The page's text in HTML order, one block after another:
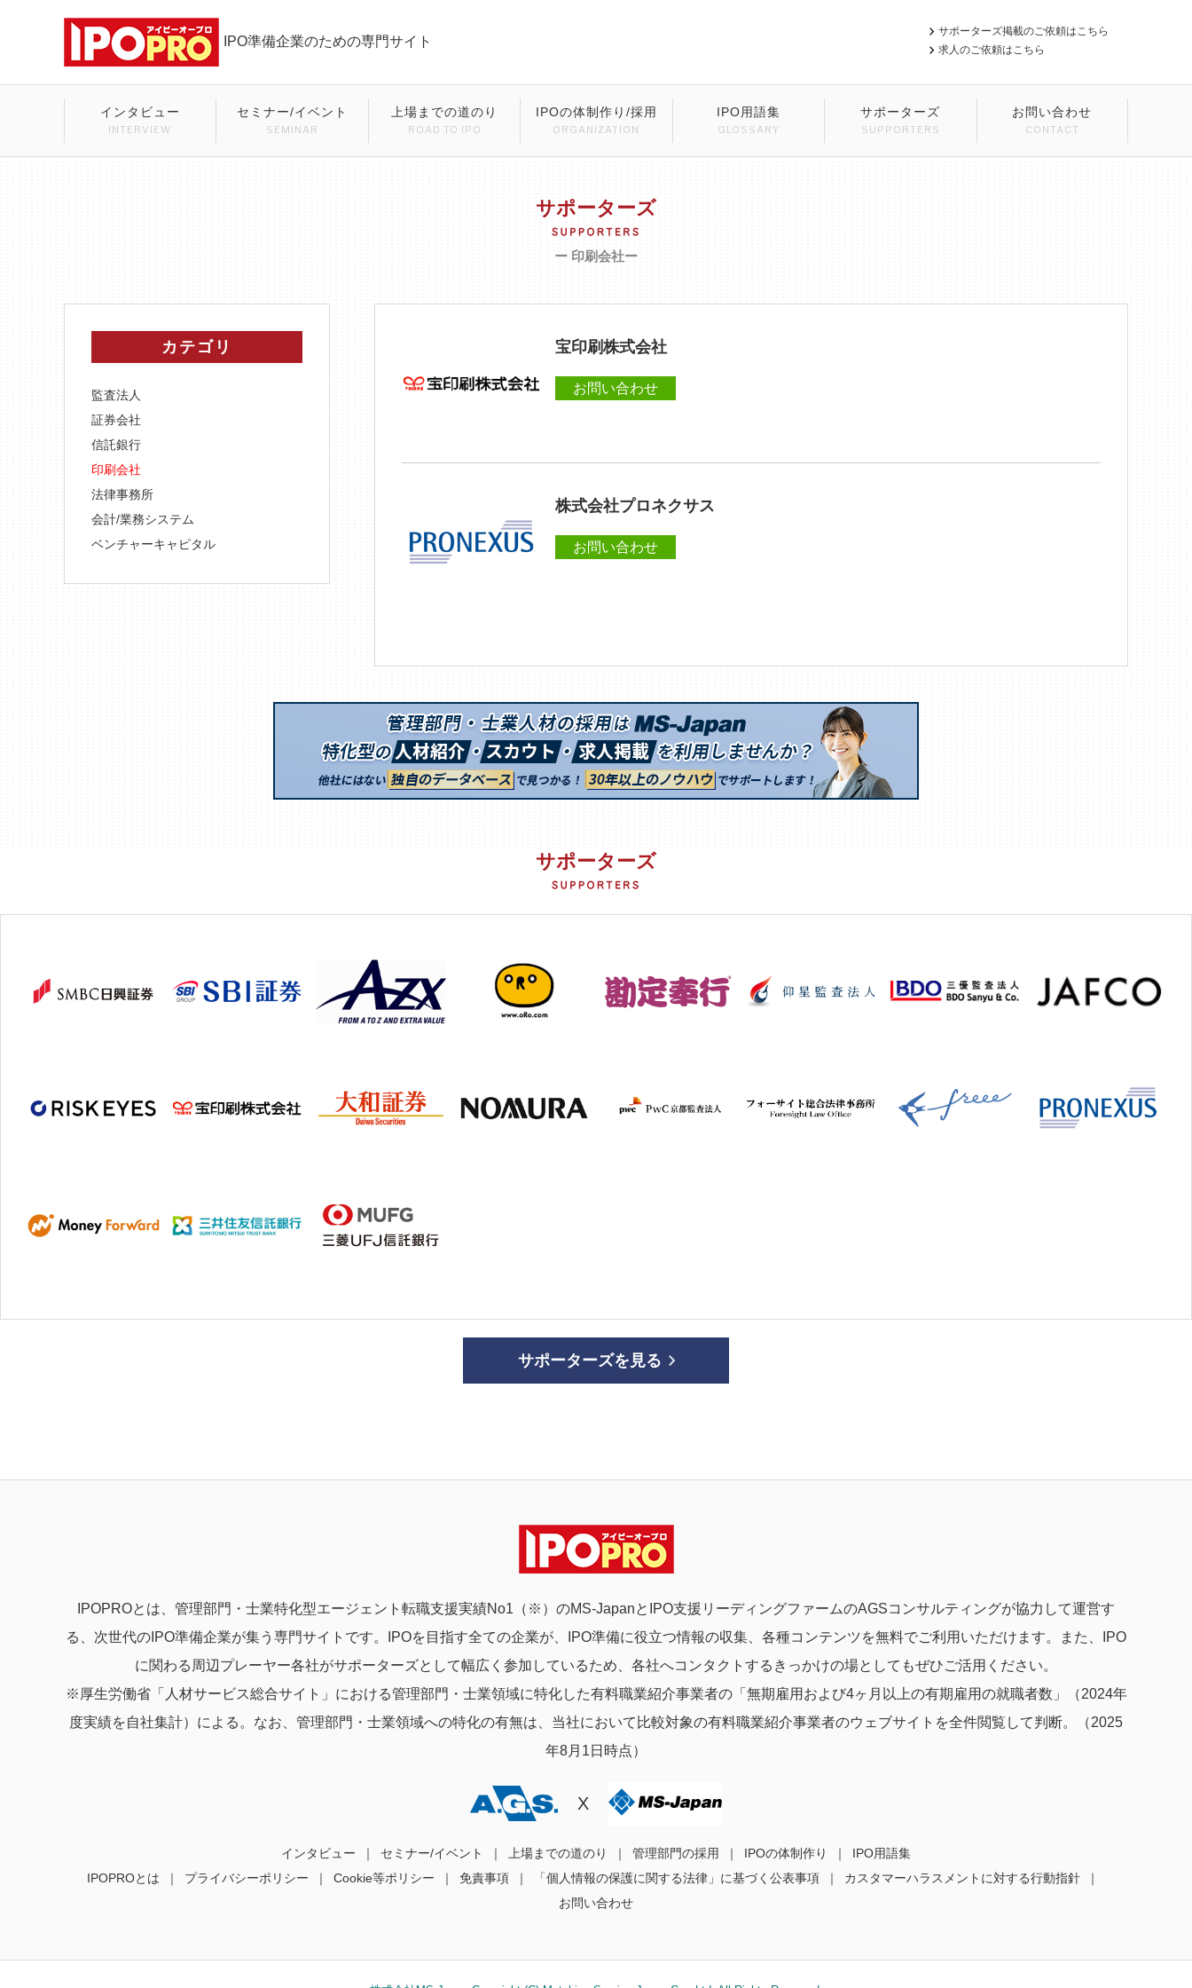
IPO準備企業のための専門サイト
サポーターズ掲載のご依頼はこちら
求人のご依頼はこちら
インタビュー
INTERVIEW
セミナー/イベント
SEMINAR
上場までの道のり
ROAD TO IPO
IPOの体制作り/採用
ORGANIZATION
IPO用語集
GLOSSARY
サポーターズ
SUPPORTERS
お問い合わせ
CONTACT
サポーターズ
ー 印刷会社ー
宝印刷株式会社
お問い合わせ
株式会社プロネクサス
お問い合わせ
カテゴリ
監査法人
証券会社
信託銀行
印刷会社
法律事務所
会計/業務システム
ベンチャーキャピタル
サポーターズ
サポーターズを見る
IPOPROとは、管理部門・士業特化型エージェント転職支援実績No1（※）のMS-JapanとIPO支援リーディングファームのAGSコンサルティングが協力して運営す
る、次世代のIPO準備企業が集う専門サイトです。IPOを目指す全ての企業が、IPO準備に役立つ情報の収集、各種コンテンツを無料でご利用いただけます。また、IPO
に関わる周辺プレーヤー各社がサポーターズとして幅広く参加しているため、各社へコンタクトするきっかけの場としてもぜひご活用ください。
※厚生労働省「人材サービス総合サイト」における管理部門・士業領域に特化した有料職業紹介事業者の「無期雇用および4ヶ月以上の有期雇用の就職者数」（2024年
度実績を自社集計）による。なお、管理部門・士業領域への特化の有無は、当社において比較対象の有料職業紹介事業者のウェブサイトを全件閲覧して判断。（2025
年8月1日時点）
X
インタビュー セミナー/イベント 上場までの道のり 管理部門の採用 IPOの体制作り
IPO用語集
IPOPROとは
プライバシーポリシー Cookie等ポリシー 免責事項 「個人情報の保護に関する法律」に基づく公表事項
カスタマーハラスメントに対する行動指針
お問い合わせ